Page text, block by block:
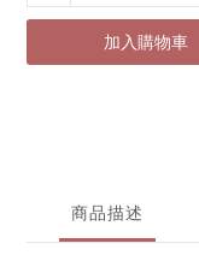
加入購物車
商品描述